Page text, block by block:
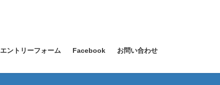
エントリーフォーム Facebook お問い合わせ